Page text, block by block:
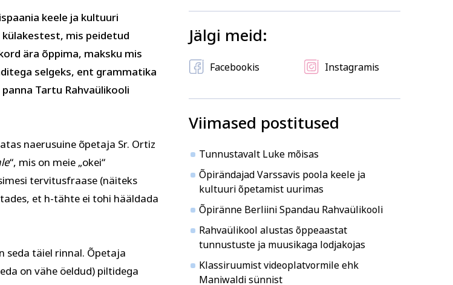
Psühholoogia ja
Tekstiil ja käsitöö
ja lilleseade Kultuur ja ühiskond Veebi- ja videoõpe
keele ja kultuuri
mis peidetud
ära õppima, maksku mis
selgeks, ent grammatika
Tartu Rahvaülikooli
naerusuine õpetaja Sr. Ortiz
“, mis on meie „okei“
tervitusfraase (näiteks
et h-tähte ei tohi hääldada
seda täiel rinnal. Õpetaja
on vähe öeldud) piltidega
Jälgi meid:
Facebookis Instagramis
Viimased postitused
Tunnustavalt Luke mõisas
Õpirändajad Varssavis poola keele ja
kultuuri õpetamist uurimas
Õpiränne Berliini Spandau Rahvaülikooli
Rahvaülikool alustas õppeaastat
tunnustuste ja muusikaga lodjakojas
Klassiruumist videoplatvormile ehk
Maniwaldi sünnist